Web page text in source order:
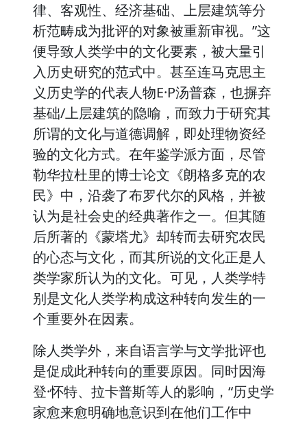
律、客观性、经济基础、上层建筑等分
析范畴成为批评的对象被重新审视。”这
便导致人类学中的文化要素，被大量引
入历史研究的范式中。甚至连马克思主
义历史学的代表人物E·P汤普森，也摒弃
基础/上层建筑的隐喻，而致力于研究其
所谓的文化与道德调解，即处理物资经
验的文化方式。在年鉴学派方面，尽管
勒华拉杜里的博士论文《朗格多克的农
民》中，沿袭了布罗代尔的风格，并被
认为是社会史的经典著作之一。但其随
后所著的《蒙塔尤》却转而去研究农民
的心态与文化，而其所说的文化正是人
类学家所认为的文化。可见，人类学特
别是文化人类学构成这种转向发生的一
个重要外在因素。
除人类学外，来自语言学与文学批评也
是促成此种转向的重要原因。同时因海
登·怀特、拉卡普斯等人的影响，“历史学
家愈来愈明确地意识到在他们工作中